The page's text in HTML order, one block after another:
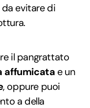
evitare di
il pangrattato
affumicata e un
, oppure puoi
a della